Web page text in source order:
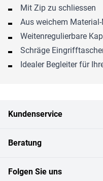
Mit Zip zu schliessen
Aus weichem
Weitenregulierbare
Schräge
Idealer Begleiter für
Kundenservice
Beratung
Folgen Sie uns